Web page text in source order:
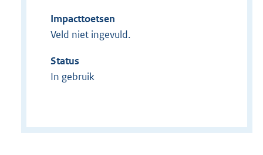
Impacttoetsen
Veld niet ingevuld.
Status
In gebruik